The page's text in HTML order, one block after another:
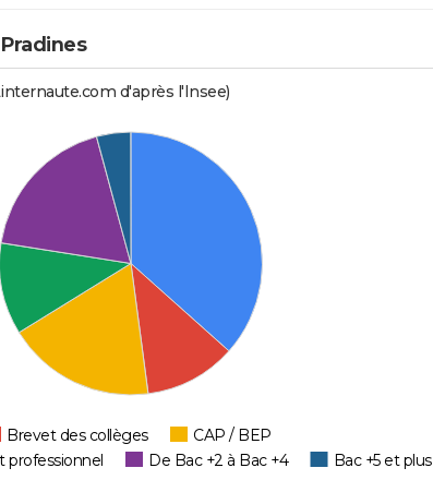
d'après l'Insee)
Brevet des collèges
CAP / BEP
professionnel
De Bac +2 à Bac +4 Bac +5 et plus